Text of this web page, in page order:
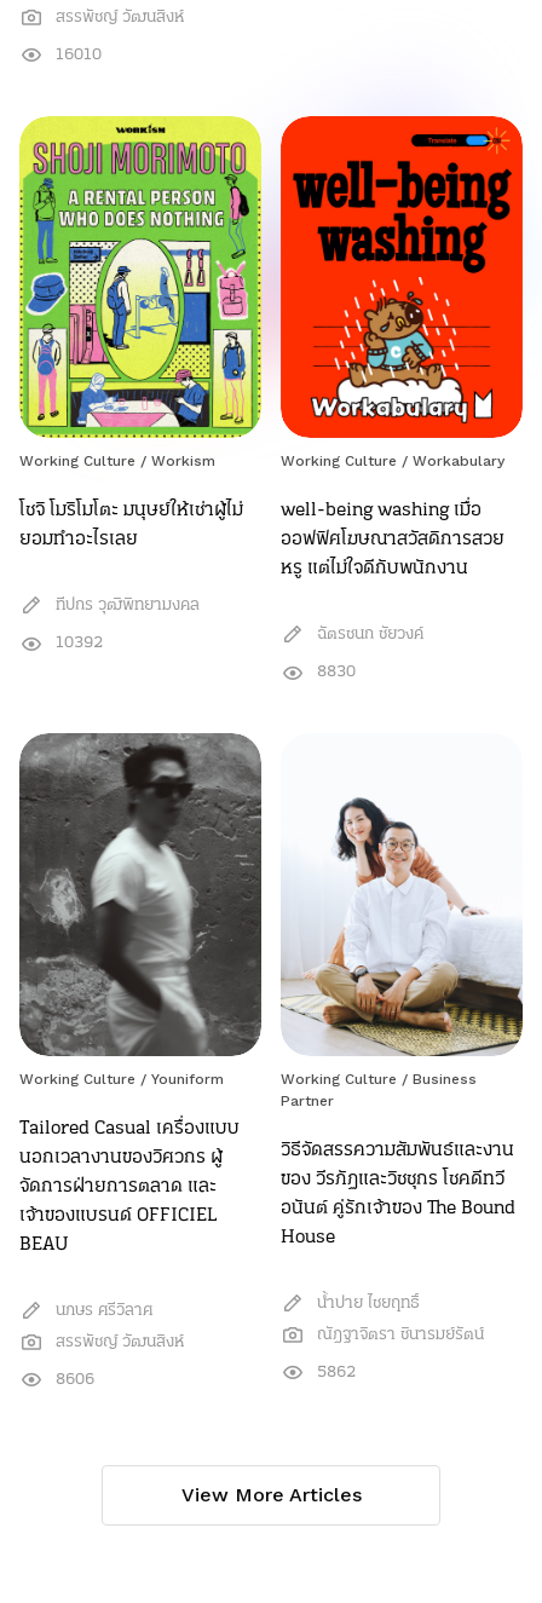
สรรพัชญ์ วัฒนสิงห์
16010
Working Culture / Workism
โชจิ โมริโมโตะ มนุษย์ให้เช่าผู้ไม่
ยอมทำอะไรเลย
ทีปกร วุฒิพิทยามงคล
10392
Working Culture / Workabulary
well-being washing เมื่อ
ออฟฟิศโฆษณาสวัสดิการสวย
หรู แต่ไม่ใจดีกับพนักงาน
ฉัตรชนก ชัยวงค์
8830
Working Culture / Youniform
Tailored Casual เครื่องแบบ
นอกเวลางานของวิศวกร ผู้
จัดการฝ่ายการตลาด และ
เจ้าของแบรนด์ OFFICIEL
BEAU
นภษร ศรีวิลาศ
สรรพัชญ์ วัฒนสิงห์
8606
Working Culture / Business
Partner
วิธีจัดสรรความสัมพันธ์และงาน
ของ วีรภัฏและวิชชุกร โชคดีทวี
อนันต์ คู่รักเจ้าของ The Bound
House
น้ำปาย ไชยฤทธิ์
ณัฎฐาจิตรา ชินารมย์รัตน์
5862
View More Articles